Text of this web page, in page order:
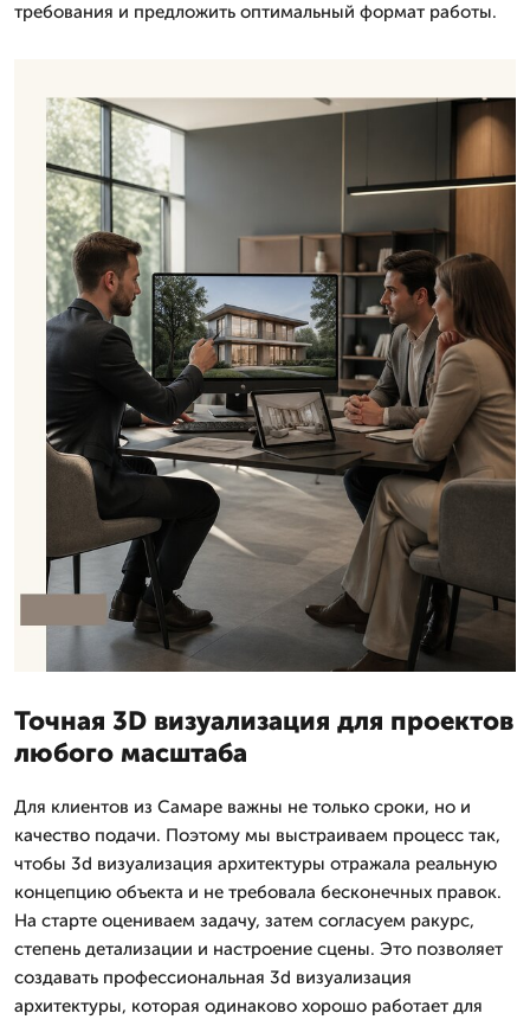
требования и предложить оптимальный формат работы.
Точная 3D визуализация для проектов
любого масштаба
Для клиентов из Самаре важны не только сроки, но и
качество подачи. Поэтому мы выстраиваем процесс так,
чтобы 3d визуализация архитектуры отражала реальную
концепцию объекта и не требовала бесконечных правок.
На старте оцениваем задачу, затем согласуем ракурс,
степень детализации и настроение сцены. Это позволяет
создавать профессиональная 3d визуализация
архитектуры, которая одинаково хорошо работает для